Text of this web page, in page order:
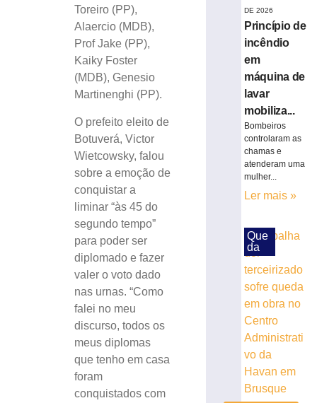
Toreiro (PP),
Alaercio (MDB),
Prof Jake (PP),
Kaiky Foster
(MDB), Genesio
Martinenghi (PP).
O prefeito eleito de
Botuverá, Victor
Wietcowsky, falou
sobre a emoção de
conquistar a
liminar “às 45 do
segundo tempo”
para poder ser
diplomado e fazer
valer o voto dado
nas urnas. “Como
falei no meu
discurso, todos os
meus diplomas
que tenho em casa
foram
conquistados com
mais
define
dois
candidatos
Brusque
vaga
Alesc
agosto
mais
DE 2026
Princípio de
incêndio
em
máquina de
lavar
mobiliza...
Bombeiros
controlaram as
chamas e
atenderam uma
mulher...
Ler mais »
Que
da